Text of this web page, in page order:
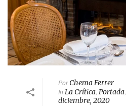
PorChema Ferrer
In La Crítica, Portada,
diciembre, 2020